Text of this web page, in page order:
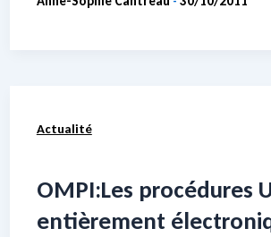
Actualité
OMPI:Les procédures
entièrement